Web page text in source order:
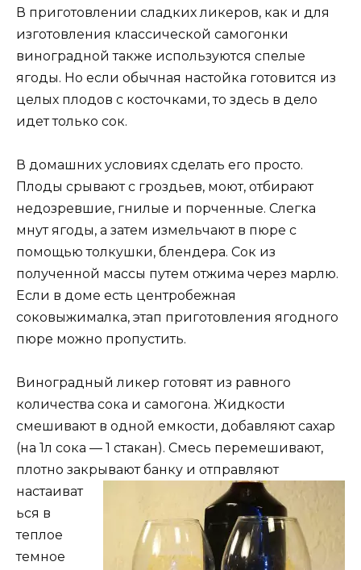
В приготовлении сладких ликеров, как и для
изготовления классической самогонки
виноградной также используются спелые
ягоды. Но если обычная настойка готовится из
целых плодов с косточками, то здесь в дело
идет только сок.
В домашних условиях сделать его просто.
Плоды срывают с гроздьев, моют, отбирают
недозревшие, гнилые и порченные. Слегка
мнут ягоды, а затем измельчают в пюре с
помощью толкушки, блендера. Сок из
полученной массы путем отжима через марлю.
Если в доме есть центробежная
соковыжималка, этап приготовления ягодного
пюре можно пропустить.
Виноградный ликер готовят из равного
количества сока и самогона. Жидкости
смешивают в одной емкости, добавляют сахар
(на 1л сока — 1 стакан). Смесь перемешивают,
плотно закрывают банку и отправляют
настаиват
ься в
теплое
темное